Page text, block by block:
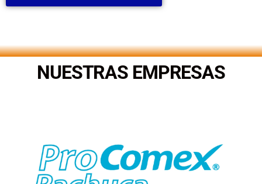
NUESTRAS EMPRESAS